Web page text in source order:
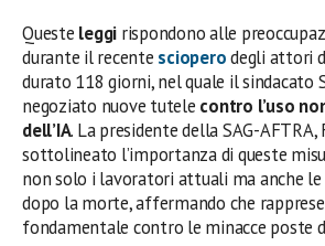
Queste leggi rispondono alle
durante il recente scioperodegli attori
durato 118 giorni, nel quale il sindacato
negoziato nuove tutele contro l’uso
dell’IA. La presidente della SAG-AFTRA,
sottolineato l’importanza di queste
non solo i lavoratori attuali ma anche
dopo la morte, affermando che
fondamentale contro le minacce poste